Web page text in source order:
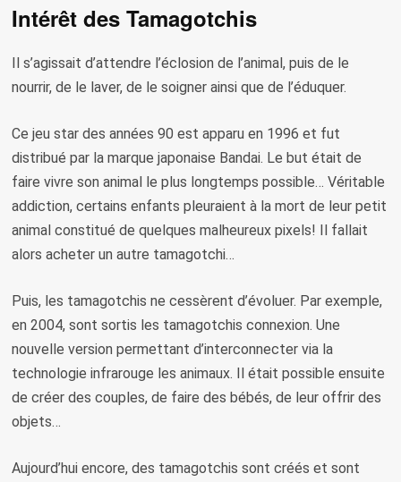
Intérêt des Tamagotchis
Il s’agissait d’attendre l’éclosion de l’animal, puis de le
nourrir, de le laver, de le soigner ainsi que de l’éduquer.
Ce jeu star des années 90 est apparu en 1996 et fut
distribué par la marque japonaise Bandai. Le but était de
faire vivre son animal le plus longtemps possible… Véritable
addiction, certains enfants pleuraient à la mort de leur petit
animal constitué de quelques malheureux pixels! Il fallait
alors acheter un autre tamagotchi…
Puis, les tamagotchis ne cessèrent d’évoluer. Par exemple,
en 2004, sont sortis les tamagotchis connexion. Une
nouvelle version permettant d’interconnecter via la
technologie infrarouge les animaux. Il était possible ensuite
de créer des couples, de faire des bébés, de leur offrir des
objets…
Aujourd’hui encore, des tamagotchis sont créés et sont